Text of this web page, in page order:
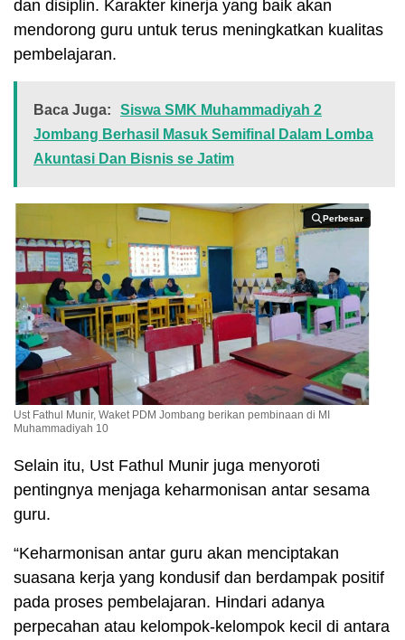
dan disiplin. Karakter kinerja yang baik akan
mendorong guru untuk terus meningkatkan kualitas
pembelajaran.
Baca Juga:
Siswa SMK Muhammadiyah 2
Jombang Berhasil Masuk Semifinal Dalam Lomba
Akuntasi Dan Bisnis se Jatim
Perbesar
Perbesar
Ust Fathul Munir, Waket PDM Jombang berikan pembinaan di MI
Muhammadiyah 10
Selain itu, Ust Fathul Munir juga menyoroti
pentingnya menjaga keharmonisan antar sesama
guru.
“Keharmonisan antar guru akan menciptakan
suasana kerja yang kondusif dan berdampak positif
pada proses pembelajaran. Hindari adanya
perpecahan atau kelompok-kelompok kecil di antara